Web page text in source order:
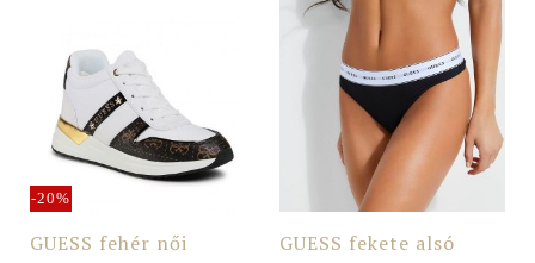
-20%
GUESS fehér női
49
990 Ft.
GUESS fekete alsó